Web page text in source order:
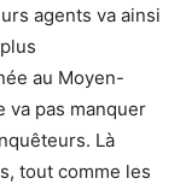
agents va ainsi
au Moyen-
va pas manquer
Là
tout comme les